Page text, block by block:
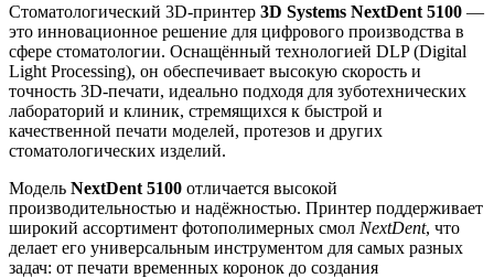
Стоматологический 3D-принтер 3D Systems NextDent 5100 —
это инновационное решение для цифрового производства в
сфере стоматологии. Оснащённый технологией DLP (Digital
Light Processing), он обеспечивает высокую скорость и
точность 3D-печати, идеально подходя для зуботехнических
лабораторий и клиник, стремящихся к быстрой и
качественной печати моделей, протезов и других
стоматологических изделий.
Модель NextDent 5100 отличается высокой
производительностью и надёжностью. Принтер поддерживает
широкий ассортимент фотополимерных смол NextDent, что
делает его универсальным инструментом для самых разных
задач: от печати временных коронок до создания